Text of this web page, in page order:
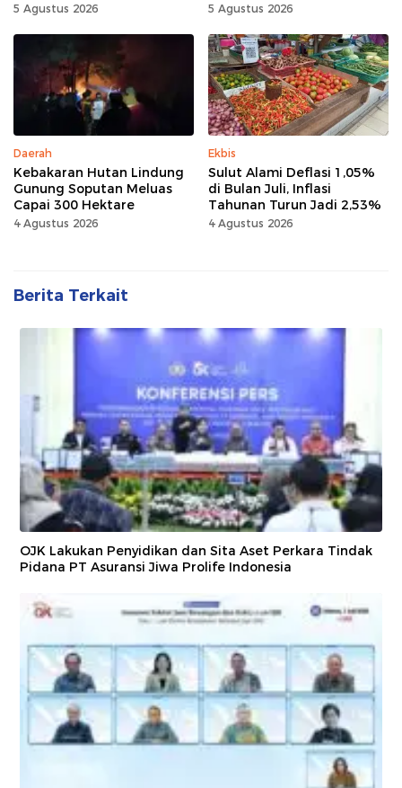
5 Agustus 2026 5 Agustus 2026
Daerah
Kebakaran Hutan Lindung
Gunung Soputan Meluas
Capai 300 Hektare
4 Agustus 2026
Ekbis
Sulut Alami Deflasi 1,05%
di Bulan Juli, Inflasi
Tahunan Turun Jadi 2,53%
4 Agustus 2026
Berita Terkait
OJK Lakukan Penyidikan dan Sita Aset Perkara Tindak
Pidana PT Asuransi Jiwa Prolife Indonesia